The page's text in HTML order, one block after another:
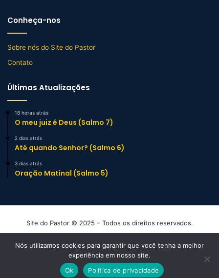
Conheça-nos
Sobre nós do Site do Pastor
Contato
Últimas Atualizações
18 horas atrás
O meu juiz é Deus (Salmo 7)
2 dias atrás
Até quando Senhor? (Salmo 6)
3 dias atrás
Oração Matinal (Salmo 5)
Site do Pastor © 2025 – Todos os direitos reservados.
FacebookYouTubeInstagram
TikTokWhatsApp
Nós utilizamos cookies para garantir que você tenha a melhor
experiência em nosso site.
Ok
Política de privacidade